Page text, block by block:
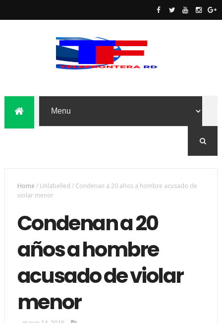
Home /Unlabelled / Condenan a 20 años a hombre acusado de
violar menor
Condenan a 20
años a hombre
acusado de violar
menor